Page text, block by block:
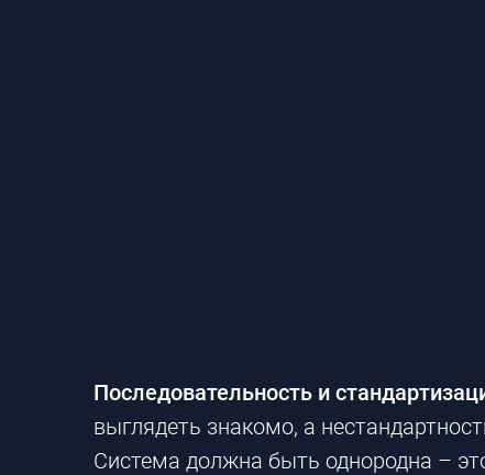
Последовательность и
выглядеть знакомо, а
Система должна быть однородна –